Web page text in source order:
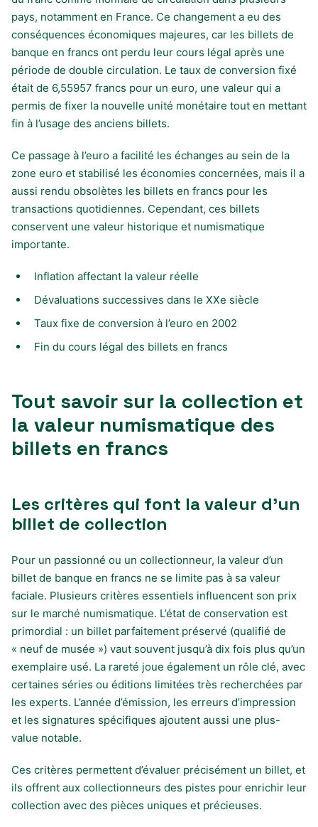
pays, notamment en France. Ce changement a eu des
conséquences économiques majeures, car les billets de
banque en francs ont perdu leur cours légal après une
période de double circulation. Le taux de conversion fixé
était de 6,55957 francs pour un euro, une valeur qui a
permis de fixer la nouvelle unité monétaire tout en mettant
fin à l’usage des anciens billets.
Ce passage à l’euro a facilité les échanges au sein de la
zone euro et stabilisé les économies concernées, mais il a
aussi rendu obsolètes les billets en francs pour les
transactions quotidiennes. Cependant, ces billets
conservent une valeur historique et numismatique
importante.
Inflation affectant la valeur réelle
Dévaluations successives dans le XXe siècle
Taux fixe de conversion à l’euro en 2002
Fin du cours légal des billets en francs
Tout savoir sur la collection et
la valeur numismatique des
billets en francs
Les critères qui font la valeur d’un
billet de collection
Pour un passionné ou un collectionneur, la valeur d’un
billet de banque en francs ne se limite pas à sa valeur
faciale. Plusieurs critères essentiels influencent son prix
sur le marché numismatique. L’état de conservation est
primordial : un billet parfaitement préservé (qualifié de
« neuf de musée ») vaut souvent jusqu’à dix fois plus qu’un
exemplaire usé. La rareté joue également un rôle clé, avec
certaines séries ou éditions limitées très recherchées par
les experts. L’année d’émission, les erreurs d’impression
et les signatures spécifiques ajoutent aussi une plus-
value notable.
Ces critères permettent d’évaluer précisément un billet, et
ils offrent aux collectionneurs des pistes pour enrichir leur
collection avec des pièces uniques et précieuses.